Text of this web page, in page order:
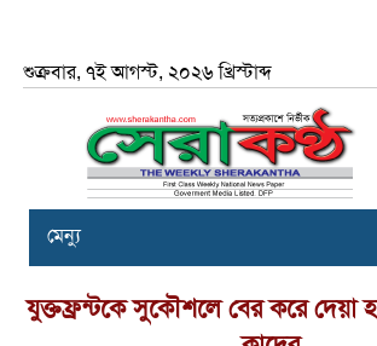
শুক্রবার, ৭ই আগস্ট, ২০২৬ খ্রিস্টাব্দ
মেন্যু
যুক্তফ্রন্টকে সুকৌশলে বের করে দেয়া